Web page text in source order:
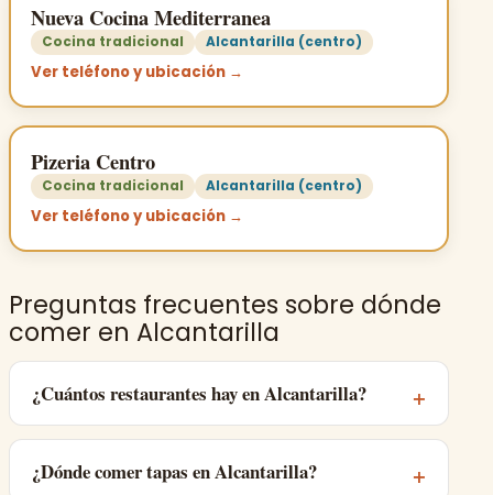
Nueva Cocina Mediterranea
Cocina tradicional Alcantarilla (centro)
Ver teléfono y ubicación →
Pizeria Centro
Cocina tradicional Alcantarilla (centro)
Ver teléfono y ubicación →
Preguntas frecuentes sobre dónde
comer en Alcantarilla
¿Cuántos restaurantes hay en Alcantarilla?
¿Dónde comer tapas en Alcantarilla?